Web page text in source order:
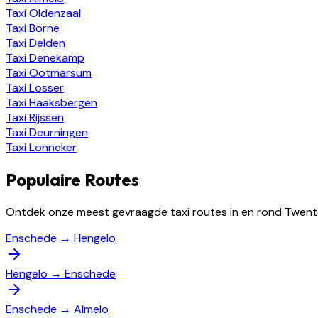
TaxiOldenzaal
TaxiBorne
TaxiDelden
TaxiDenekamp
TaxiOotmarsum
TaxiLosser
TaxiHaaksbergen
TaxiRijssen
TaxiDeurningen
TaxiLonneker
Populaire Routes
Ontdek onze meest gevraagde taxi routes in en rond
Enschede → Hengelo
Hengelo → Enschede
Enschede → Almelo